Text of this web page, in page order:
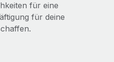
für eine
für deine